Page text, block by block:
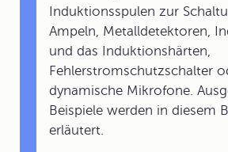
Induktionsspulen zur
Ampeln, Metalldetektoren,
und das Induktionshärten,
Fehlerstromschutzschalter
dynamische Mikrofone.
Beispiele werden in diesem
erläutert.